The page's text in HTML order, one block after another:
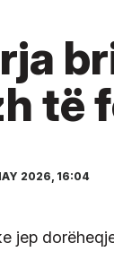
të
2026, 16:04